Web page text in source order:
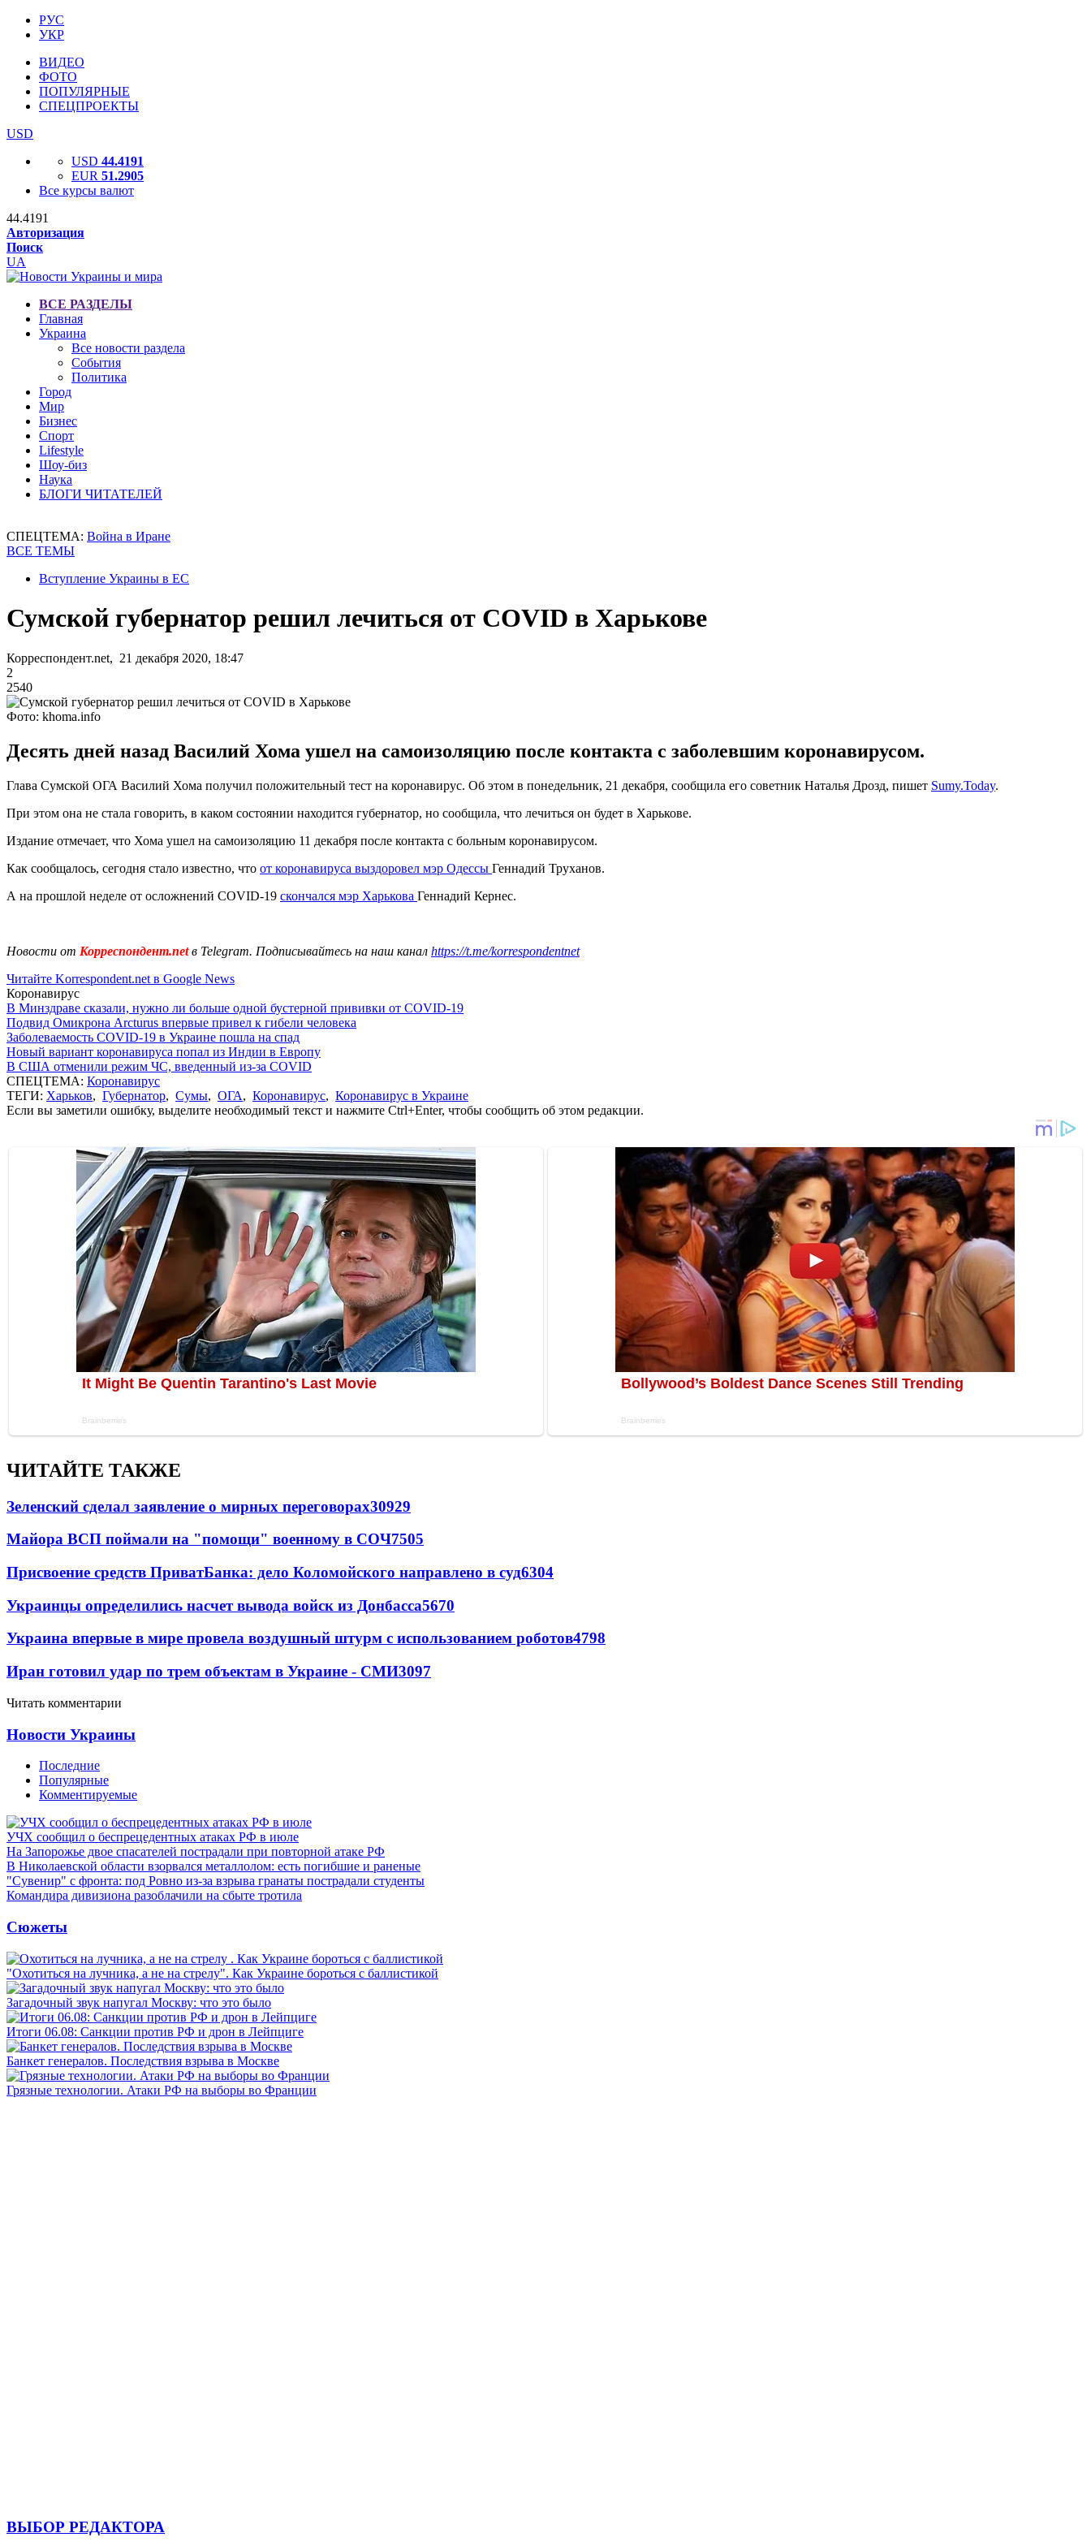
РУС
УКР
ВИДЕО
ФОТО
ПОПУЛЯРНЫЕ
СПЕЦПРОЕКТЫ
USD
USD 44.4191
EUR 51.2905
Все курсы валют
44.4191
Авторизация
Поиск
UA
ВСЕ РАЗДЕЛЫ
Главная
Украина
Все новости раздела
События
Политика
Город
Мир
Бизнес
Спорт
Lifestyle
Шоу-биз
Наука
БЛОГИ ЧИТАТЕЛЕЙ
СПЕЦТЕМА: Война в Иране
ВСЕ ТЕМЫ
Вступление Украины в ЕС
Сумской губернатор решил лечиться от COVID в Харькове
Корреспондент.net, 21 декабря 2020, 18:47
2
2540
Фото: khoma.info
Десять дней назад Василий Хома ушел на самоизоляцию после контакта с заболевшим коронавирусом.
Глава Сумской ОГА Василий Хома получил положительный тест на коронавирус. Об этом в понедельник, 21 декабря, сообщила его советник Наталья Дрозд, пишет Sumy.Today.
При этом она не стала говорить, в каком состоянии находится губернатор, но сообщила, что лечиться он будет в Харькове.
Издание отмечает, что Хома ушел на самоизоляцию 11 декабря после контакта с больным коронавирусом.
Как сообщалось, сегодня стало известно, что от коронавируса выздоровел мэр Одессы Геннадий Труханов.
А на прошлой неделе от осложнений COVID-19 скончался мэр Харькова Геннадий Кернес.
Новости от Корреспондент.netв Telegram. Подписывайтесь на наш канал https://t.me/korrespondentnet
Читайте Korrespondent.net в Google News
Коронавирус
В Минздраве сказали, нужно ли больше одной бустерной прививки от COVID-19
Подвид Омикрона Arcturus впервые привел к гибели человека
Заболеваемость COVID-19 в Украине пошла на спад
Новый вариант коронавируса попал из Индии в Европу
В США отменили режим ЧС, введенный из-за COVID
СПЕЦТЕМА: Коронавирус
ТЕГИ: Харьков, Губернатор, Сумы, ОГА, Коронавирус, Коронавирус в Украине
Если вы заметили ошибку, выделите необходимый текст и нажмите Ctrl+Enter, чтобы сообщить об этом редакции.
ЧИТАЙТЕ ТАКЖЕ
Зеленский сделал заявление о мирных переговорах30929
Майора ВСП поймали на "помощи" военному в СОЧ7505
Присвоение средств ПриватБанка: дело Коломойского направлено в суд6304
Украинцы определились насчет вывода войск из Донбасса5670
Украина впервые в мире провела воздушный штурм с использованием роботов4798
Иран готовил удар по трем объектам в Украине - СМИ3097
Читать комментарии
Новости Украины
Последние
Популярные
Комментируемые
УЧХ сообщил о беспрецедентных атаках РФ в июле
На Запорожье двое спасателей пострадали при повторной атаке РФ
В Николаевской области взорвался металлолом: есть погибшие и раненые
"Сувенир" с фронта: под Ровно из-за взрыва гранаты пострадали студенты
Командира дивизиона разоблачили на сбыте тротила
Сюжеты
"Охотиться на лучника, а не на стрелу". Как Украине бороться с баллистикой
Загадочный звук напугал Москву: что это было
Итоги 06.08: Санкции против РФ и дрон в Лейпциге
Банкет генералов. Последствия взрыва в Москве
Грязные технологии. Атаки РФ на выборы во Франции
ВЫБОР РЕДАКТОРА